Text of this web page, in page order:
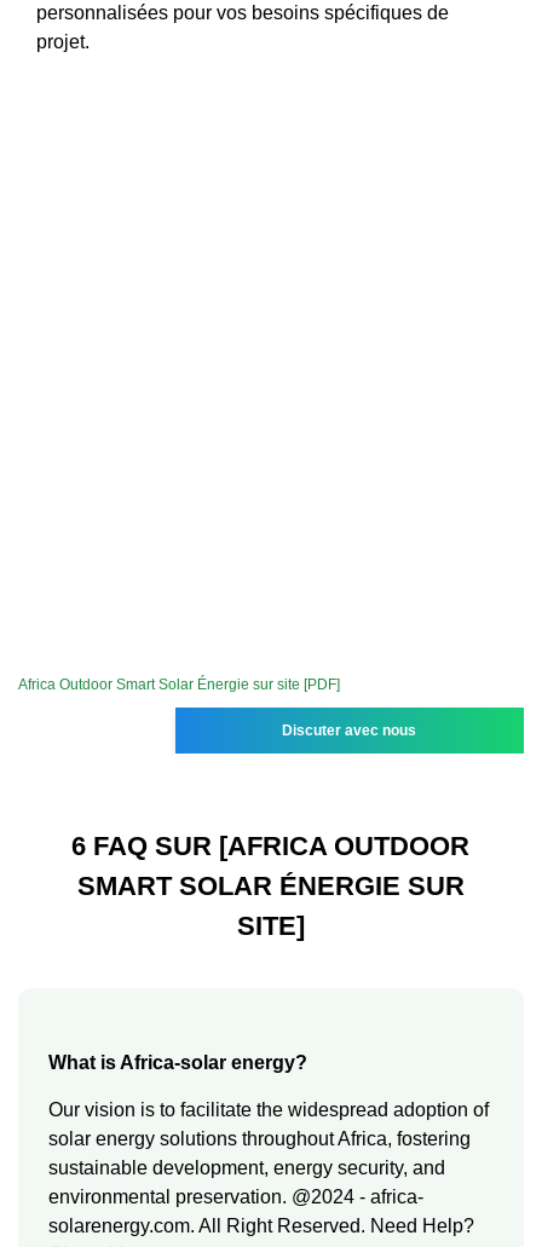
personnalisées pour vos besoins spécifiques de
projet.
Africa Outdoor Smart Solar Énergie sur site [PDF]
Discuter avec nous
6 FAQ SUR [AFRICA OUTDOOR
SMART SOLAR ÉNERGIE SUR
SITE]
What is Africa-solar energy?
Our vision is to facilitate the widespread adoption of
solar energy solutions throughout Africa, fostering
sustainable development, energy security, and
environmental preservation. @2024 - africa-
solarenergy.com. All Right Reserved. Need Help?